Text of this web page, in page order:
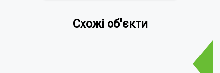
Схожі об'єкти